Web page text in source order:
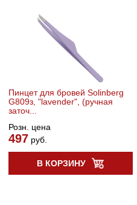
Пинцет для бровей Solinberg
G809з, "lavender", (ручная
заточ...
Розн. цена
497 руб.
В КОРЗИНУ